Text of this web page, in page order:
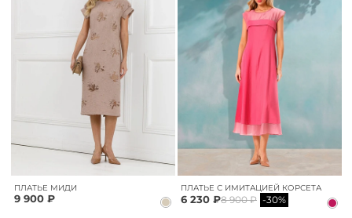
ПЛАТЬЕ МИДИ
9 900 ₽
ПЛАТЬЕ С ИМИТАЦИЕЙ КОРСЕТА
6 230 ₽8 900 ₽ -30%